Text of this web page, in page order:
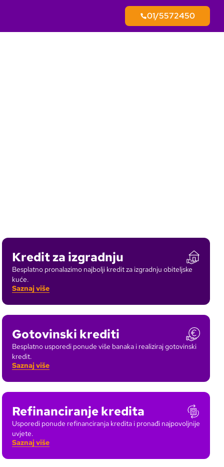
01/5572450
Kredit za izgradnju
Besplatno pronalazimo najbolji kredit za izgradnju obiteljske
kuće.
Saznaj više
Gotovinski krediti
Besplatno usporedi ponude više banaka i realiziraj gotovinski
kredit.
Saznaj više
Refinanciranje kredita
Usporedi ponude refinanciranja kredita i pronađi najpovoljnije
uvjete.
Saznaj više